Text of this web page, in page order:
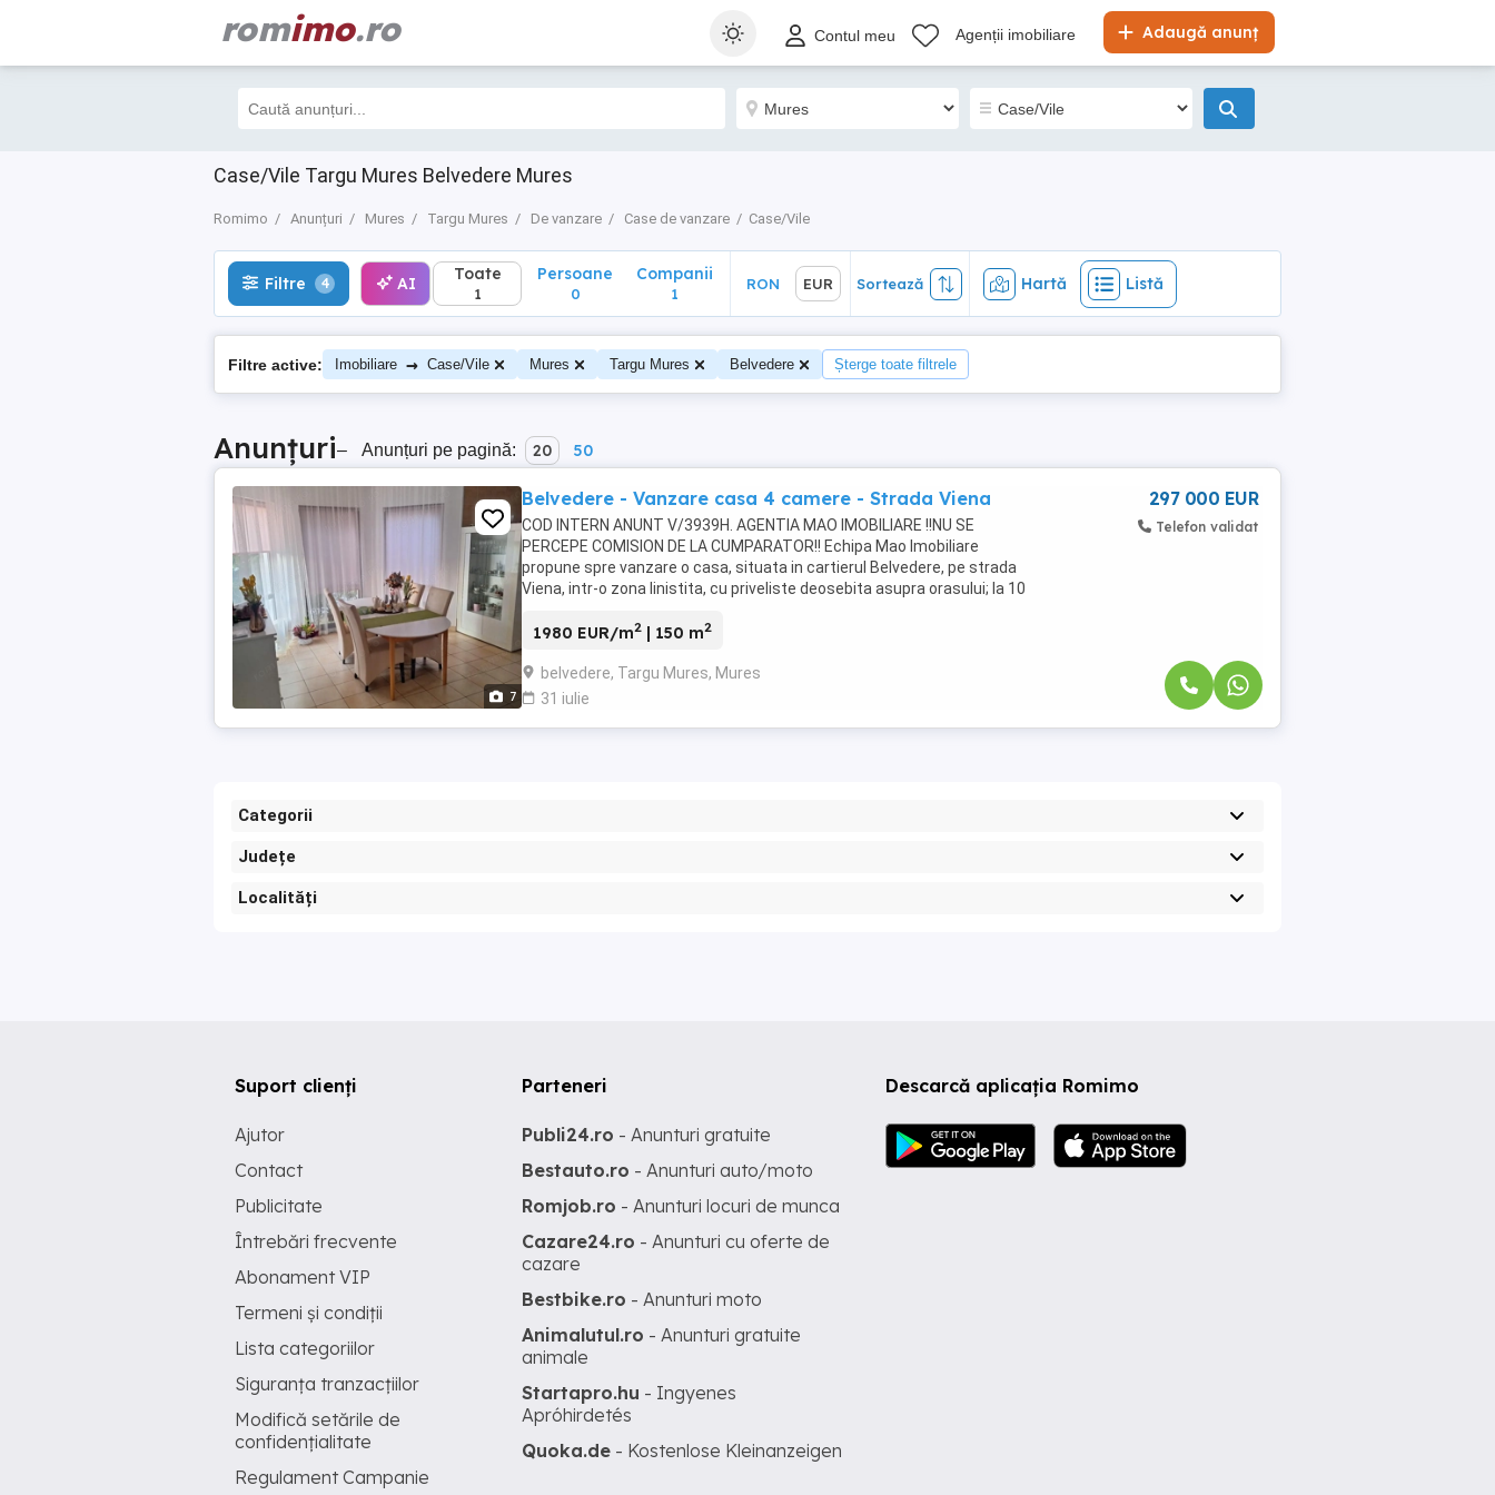
romimo.ro Adaugă anunț
Contul meu Agenții imobiliare
Case/Vile Targu Mures Belvedere Mures
Romimo Anunțuri Mures Targu Mures De vanzare Case de vanzare Case/Vile
Filtre 4 AI RON EUR Sortează Hartă Listă
Filtre 4 AI Toate
1
Persoane
0
Companii
1
RON EUR Sortează Hartă Listă
Filtre active: Imobiliare → Case/Vile Mures Targu Mures Belvedere Șterge toate filtrele
Anunțuri– Anunțuri pe pagină: 20 50
7
Belvedere - Vanzare casa 4 camere - Strada Viena
COD INTERN ANUNT V/3939H. AGENTIA MAO IMOBILIARE !!NU SE
PERCEPE COMISION DE LA CUMPARATOR!! Echipa Mao Imobiliare
propune spre vanzare o casa, situata in cartierul Belvedere, pe strada
Viena, intr-o zona linistita, cu priveliste deosebita asupra orasului; la 10
1980 EUR/m2 | 150 m2
belvedere, Targu Mures, Mures
31 iulie
297 000 EUR
Telefon validat
Categorii
Județe
Localități
Descarcă aplicația Romimo
Suport clienți
Ajutor
Contact
Publicitate
Întrebări frecvente
Abonament VIP
Termeni și condiții
Lista categoriilor
Siguranța tranzacțiilor
Modifică setările de
confidențialitate
Regulament Campanie
Parteneri
Publi24.ro - Anunturi gratuite
Bestauto.ro - Anunturi auto/moto
Romjob.ro - Anunturi locuri de munca
Cazare24.ro - Anunturi cu oferte de
cazare
Bestbike.ro - Anunturi moto
Animalutul.ro - Anunturi gratuite
animale
Startapro.hu - Ingyenes
Apróhirdetés
Quoka.de - Kostenlose Kleinanzeigen